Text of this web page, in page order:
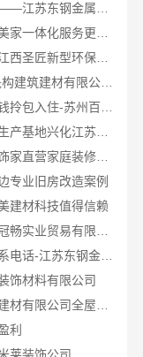
国内专业室内装修费用预算，江西圣匠新型环保材料有限公司
抗风抗震重钢别墅推荐-云南晟构建筑建材有限公司精选
江苏东钢厂家全屋不锈钢定制生产基地兴化江苏东钢金属科技有限公司
局部改造家装明细报价，万赢饰家直营家庭装修成本管控
专业旧房改造案例
建材科技值得信赖
不锈钢衣柜定制工厂江浙沪联系电话-江苏东钢金属科技
饰材料有限公司
利